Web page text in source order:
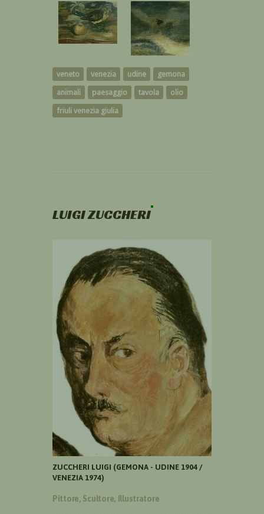
veneto venezia udine gemona
animali paesaggio tavola olio
friuli venezia giulia
LUIGI ZUCCHERI
ZUCCHERI LUIGI (GEMONA - UDINE 1904 /
VENEZIA 1974)
Pittore, Scultore, Illustratore